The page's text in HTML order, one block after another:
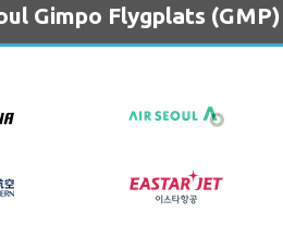
Gimpo Flygplats (GMP)